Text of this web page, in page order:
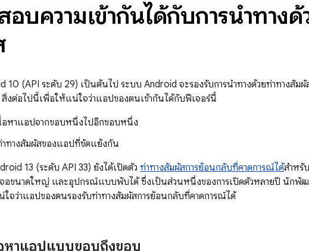
อบความเข้ากันได้กับการนำทางด้
10 (API ระดับ 29) เป็นต้นไป ระบบ Android จะรองรับการนำทางด้วยท่าทางสั
งต่อไปนี้เพื่อให้แน่ใจว่าแอปของตนเข้ากันได้กับฟีเจอร์นี้
อหาแอปจากขอบหนึ่งไปอีกขอบหนึ่ง
าทางสัมผัสของแอปที่ขัดแย้งกัน
13 (ระดับ API 33) ยังได้เปิดตัว ท่าทางสัมผัสการย้อนกลับที่คาดการณ์ได้สำหรั
อขนาดใหญ่ และอุปกรณ์แบบพับได้ ซึ่งเป็นส่วนหนึ่งของการเปิดตัวหลายปี นักพัฒ
จว่าแอปของตนรองรับท่าทางสัมผัสการย้อนกลับที่คาดการณ์ได้
หาแอปแบบขอบถึงขอบ